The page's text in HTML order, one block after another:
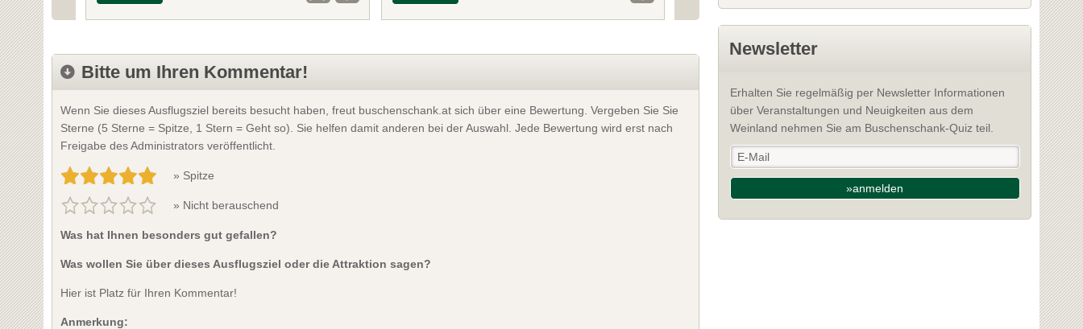
Bitte um Ihren Kommentar!
Wenn Sie dieses Ausflugsziel bereits besucht haben, freut buschenschank.at sich über eine Bewertung. Vergeben Sie Sie
Sterne (5 Sterne = Spitze, 1 Stern = Geht so). Sie helfen damit anderen bei der Auswahl. Jede Bewertung wird erst nach
Freigabe des Administrators veröffentlicht.
» Spitze
» Nicht berauschend
Was hat Ihnen besonders gut gefallen?
Was wollen Sie über dieses Ausflugsziel oder die Attraktion sagen?
Hier ist Platz für Ihren Kommentar!
Anmerkung:
Newsletter
Erhalten Sie regelmäßig per Newsletter Informationen
über Veranstaltungen und Neuigkeiten aus dem
Weinland nehmen Sie am Buschenschank-Quiz teil.
»anmelden